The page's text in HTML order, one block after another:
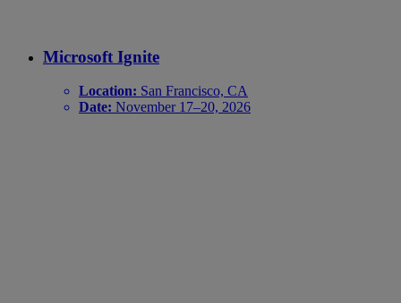
Microsoft Ignite
Location: San Francisco, CA
Date: November 17–20, 2026